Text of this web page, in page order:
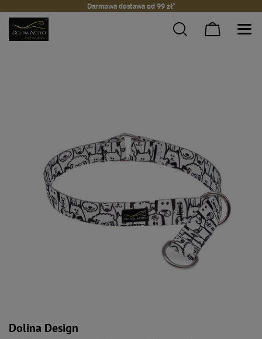
Darmowa dostawa od 99 zł*
Dolina Design